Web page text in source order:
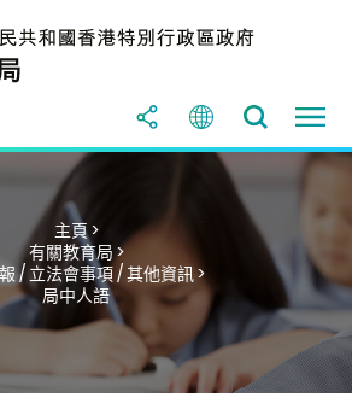
主頁 >
有關教育局 >
/ 立法會事項 / 其他資訊 >
局中人語